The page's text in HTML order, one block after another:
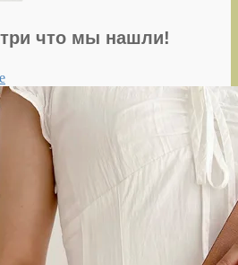
что мы нашли!